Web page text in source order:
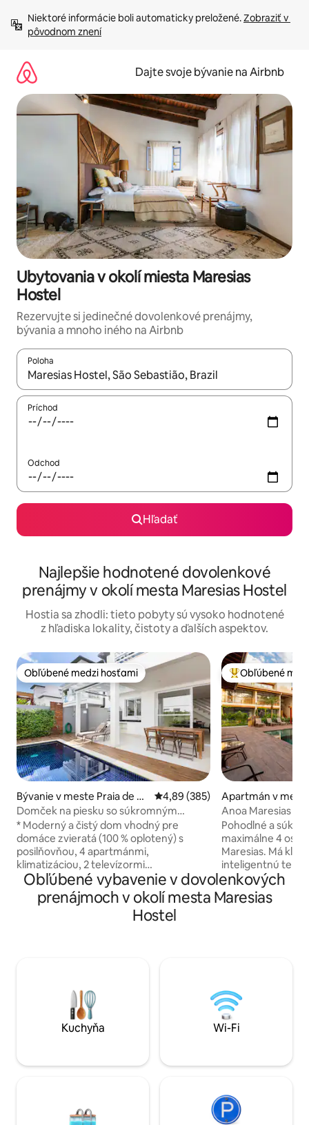
obsah.
Niektoré informácie boli automaticky preložené. Zobraziť v
pôvodnom znení
Dajte svoje bývanie na Airbnb
Ubytovania v okolí miesta Maresias
Hostel
Rezervujte si jedinečné dovolenkové prenájmy,
bývania a mnoho iného na Airbnb
Poloha
Keď budú výsledky k dispozícii, môžete si ich prechádzať
Príchod
Odchod
Hľadať
Najlepšie hodnotené dovolenkové
prenájmy v okolí mesta Maresias Hostel
Hostia sa zhodli: tieto pobyty sú vysoko hodnotené
z hľadiska lokality, čistoty a ďalších aspektov.
Obľúbené medzi hosťami
Obľúbené medzi hosťami
Bývanie v meste Praia de M
aresias
Priemerné ohodnotenie 4,89 z
4,89 (385)
Domček na piesku so súkromným
bazénom v Maresias
* Moderný a čistý dom vhodný pre
domáce zvieratá (100 % oplotený) s
posilňovňou, 4 apartmánmi,
klimatizáciou, 2 televízormi
(izba/apartmán) v ušľachtilom prostredí
Maresias, kde nájdete trh Peh, lekáreň,
pekáreň a reštaurácie. * Súkromný
bazén a gril, v kondomíniu na piesku so 7
náradie/gril, dáždnik, plážové stoličky a 2
parkovacie miesta.
Najobľúbenejšie
Obľúbené
Apartmán v
astião
Anoa Maresias
m od pláže
Pohodlné a
maximálne 4
Maresias. Má
inteligentnú
Youtube a ďalšie
sieťou,
vybavenú
anglicky a
Obľúbené vybavenie v dovolenkových
prenájmoch v okolí mesta Maresias
Hostel
Kuchyňa Wi-Fi